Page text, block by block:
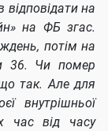
відповідати на
на ФБ згас.
потім на
36. Чи помер
так. Але для
внутрішньої
час від часу